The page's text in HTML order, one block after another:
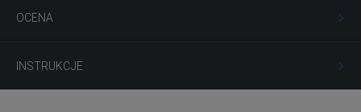
OCENA
INSTRUKCJE